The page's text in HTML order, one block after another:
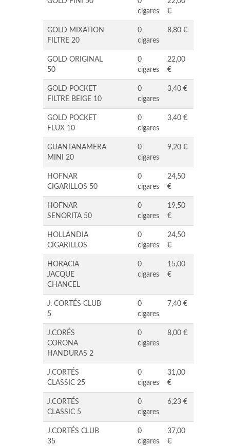
cigares
€
GOLD MIXATION
FILTRE 20
0
cigares
8,80 €
GOLD ORIGINAL
50
0
cigares
22,00
€
GOLD POCKET
FILTRE BEIGE 10
0
cigares
3,40 €
GOLD POCKET
FLUX 10
0
cigares
3,40 €
GUANTANAMERA
MINI 20
0
cigares
9,20 €
HOFNAR
CIGARILLOS 50
0
cigares
24,50
€
HOFNAR
SENORITA 50
0
cigares
19,50
€
HOLLANDIA
CIGARILLOS
0
cigares
24,50
€
HORACIA
JACQUE
CHANCEL
0
cigares
15,00
€
J. CORTÉS CLUB
5
0
cigares
7,40 €
J.CORÉS
CORONA
HANDURAS 2
0
cigares
8,00 €
J.CORTÉS
CLASSIC 25
0
cigares
31,00
€
J.CORTÉS
CLASSIC 5
0
cigares
6,23 €
J.CORTÉS CLUB
35
0
cigares
37,00
€